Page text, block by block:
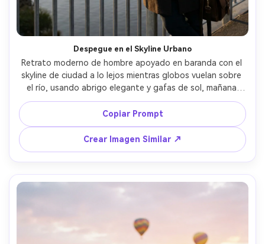
Despegue en el Skyline Urbano
Retrato moderno de hombre apoyado en baranda con el
skyline de ciudad a lo lejos mientras globos vuelan sobre
el río, usando abrigo elegante y gafas de sol, mañana
luminosa, captada con Canon EOS R5, 85mm f/1.4, poca
profundidad de campo, vibra editorial de moda masculina,
fotorrealista --ar 4:5
Copiar Prompt
Crear Imagen Similar ↗